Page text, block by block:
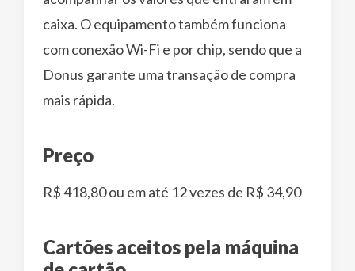
caixa. O equipamento também funciona
com conexão Wi-Fi e por chip, sendo que a
Donus garante uma transação de compra
mais rápida.
Preço
R$ 418,80 ou em até 12 vezes de R$ 34,90
Cartões aceitos pela máquina